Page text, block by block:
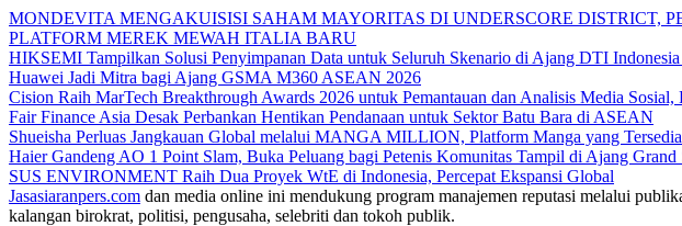
MONDEVITA MENGAKUISISI SAHAM MAYORITAS DI UNDERSCORE
PLATFORM MEREK MEWAH ITALIA BARU
HIKSEMI Tampilkan Solusi Penyimpanan Data untuk Seluruh Skenario di Ajang DTI
Huawei Jadi Mitra bagi Ajang GSMA M360 ASEAN 2026
Cision Raih MarTech Breakthrough Awards 2026 untuk Pemantauan dan Analisis Media Sosial,
Fair Finance Asia Desak Perbankan Hentikan Pendanaan untuk Sektor Batu Bara di ASEAN
Shueisha Perluas Jangkauan Global melalui MANGA MILLION, Platform Manga yang
Haier Gandeng AO 1 Point Slam, Buka Peluang bagi Petenis Komunitas Tampil di Ajang Grand
SUS ENVIRONMENT Raih Dua Proyek WtE di Indonesia, Percepat Ekspansi Global
Jasasiaranpers.com dan media online ini mendukung program manajemen reputasi melalui
kalangan birokrat, politisi, pengusaha, selebriti dan tokoh publik.